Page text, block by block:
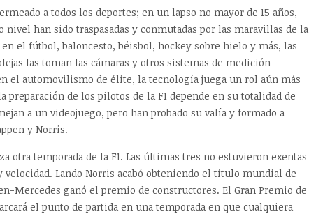
a todos los deportes; en un lapso no mayor de 15 años,
nivel han sido traspasadas y conmutadas por las maravillas de la
el fútbol, baloncesto, béisbol, hockey sobre hielo y más, las
las toman las cámaras y otros sistemas de medición
el automovilismo de élite, la tecnología juega un rol aún más
preparación de los pilotos de la F1 depende en su totalidad de
a un videojuego, pero han probado su valía y formado a
y Norris.
otra temporada de la F1. Las últimas tres no estuvieron exentas
velocidad. Lando Norris acabó obteniendo el título mundial de
Mercedes ganó el premio de constructores. El Gran Premio de
el punto de partida en una temporada en que cualquiera